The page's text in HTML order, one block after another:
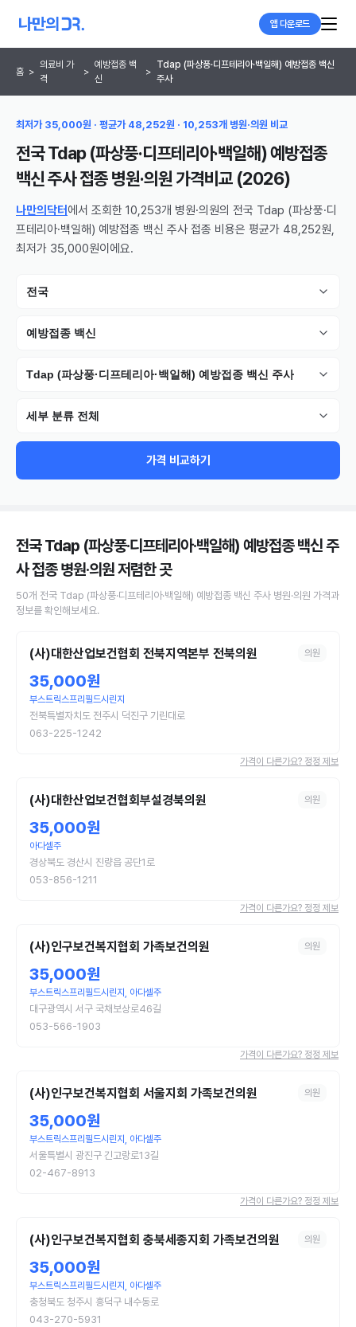
앱 다운로드
홈 >
의료비 가
격
>
예방접종 백
신
>
Tdap (파상풍·디프테리아·백일해) 예방접종 백신
주사
최저가 35,000원 · 평균가 48,252원 · 10,253개 병원·의원 비교
전국 Tdap (파상풍·디프테리아·백일해) 예방접종
백신 주사 접종 병원·의원가격비교 (2026)
나만의닥터 에서 조회한 10,253개 병원·의원의 전국 Tdap (파상풍·디
프테리아·백일해) 예방접종 백신 주사 접종 비용은 평균가 48,252원,
최저가 35,000원이에요.
전국
예방접종 백신
Tdap (파상풍·디프테리아·백일해) 예방접종 백신 주사
세부 분류 전체
가격 비교하기
전국 Tdap (파상풍·디프테리아·백일해) 예방접종 백신 주
사 접종 병원·의원저렴한 곳
50개 전국 Tdap (파상풍·디프테리아·백일해) 예방접종 백신 주사 병원·의원 가격과
정보를 확인해보세요.
(사)대한산업보건협회 전북지역본부 전북의원 의원
35,000원
부스트릭스프리필드시린지
전북특별자치도 전주시 덕진구 기린대로
063-225-1242
가격이 다른가요? 정정 제보
(사)대한산업보건협회부설경북의원 의원
35,000원
아다셀주
경상북도 경산시 진량읍 공단1로
053-856-1211
가격이 다른가요? 정정 제보
(사)인구보건복지협회 가족보건의원 의원
35,000원
부스트릭스프리필드시린지, 아다셀주
대구광역시 서구 국채보상로46길
053-566-1903
가격이 다른가요? 정정 제보
(사)인구보건복지협회 서울지회 가족보건의원 의원
35,000원
부스트릭스프리필드시린지, 아다셀주
서울특별시 광진구 긴고랑로13길
02-467-8913
가격이 다른가요? 정정 제보
(사)인구보건복지협회 충북세종지회 가족보건의원 의원
35,000원
부스트릭스프리필드시린지, 아다셀주
충청북도 청주시 흥덕구 내수동로
043-270-5931